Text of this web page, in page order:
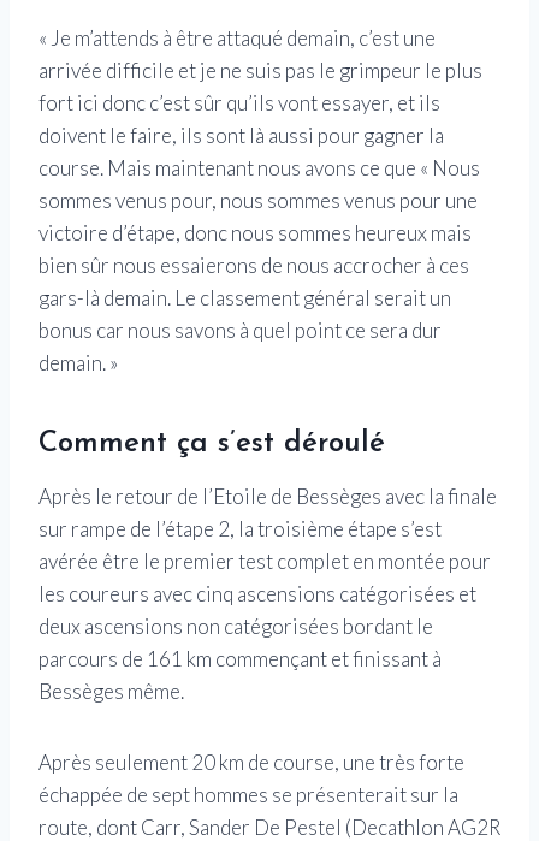
« Je m’attends à être attaqué demain, c’est une
arrivée difficile et je ne suis pas le grimpeur le plus
fort ici donc c’est sûr qu’ils vont essayer, et ils
doivent le faire, ils sont là aussi pour gagner la
course. Mais maintenant nous avons ce que « Nous
sommes venus pour, nous sommes venus pour une
victoire d’étape, donc nous sommes heureux mais
bien sûr nous essaierons de nous accrocher à ces
gars-là demain. Le classement général serait un
bonus car nous savons à quel point ce sera dur
demain. »
Comment ça s’est déroulé
Après le retour de l’Etoile de Bessèges avec la finale
sur rampe de l’étape 2, la troisième étape s’est
avérée être le premier test complet en montée pour
les coureurs avec cinq ascensions catégorisées et
deux ascensions non catégorisées bordant le
parcours de 161 km commençant et finissant à
Bessèges même.
Après seulement 20 km de course, une très forte
échappée de sept hommes se présenterait sur la
route, dont Carr, Sander De Pestel (Decathlon AG2R